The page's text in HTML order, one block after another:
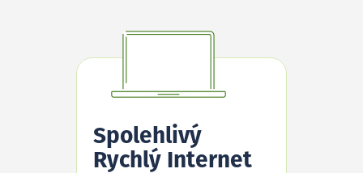
Spolehlivý
Rychlý Internet